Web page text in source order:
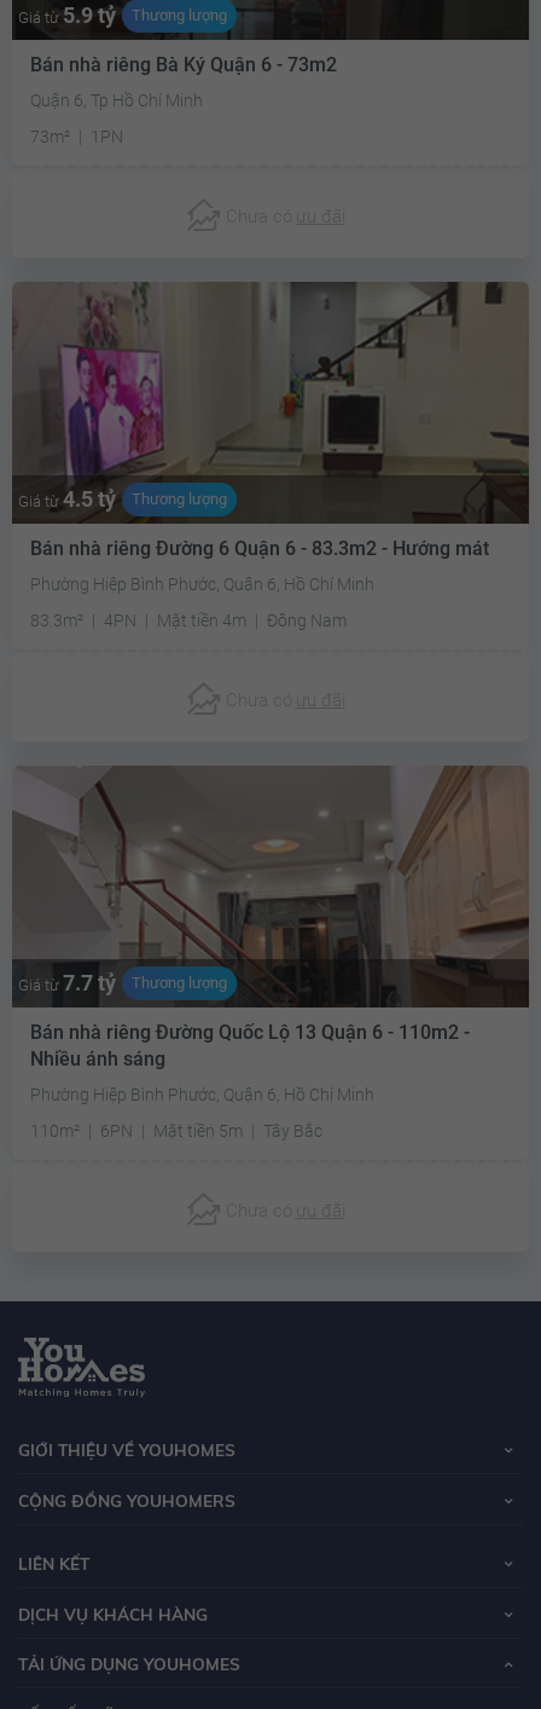
Giá từ 5.9 tỷ Thương lượng
Bán nhà riêng Bà Ký Quận 6 - 73m2
Quận 6, Tp Hồ Chí Minh
73m²
1PN
Chưa có ưu đãi
Giá từ 4.5 tỷ Thương lượng
Bán nhà riêng Đường 6 Quận 6 - 83.3m2 - Hướng mát
Phường Hiệp Bình Phước, Quận 6, Hồ Chí Minh
83.3m²
4PN Mặt tiền 4m Đông Nam
Chưa có ưu đãi
Giá từ 7.7 tỷ Thương lượng
Bán nhà riêng Đường Quốc Lộ 13 Quận 6 - 110m2 -
Nhiều ánh sáng
Phường Hiệp Bình Phước, Quận 6, Hồ Chí Minh
110m²
6PN Mặt tiền 5m Tây Bắc
Chưa có ưu đãi
GIỚI THIỆU VỀ YOUHOMES
CỘNG ĐỒNG YOUHOMERS
LIÊN KẾT
DỊCH VỤ KHÁCH HÀNG
TẢI ỨNG DỤNG YOUHOMES